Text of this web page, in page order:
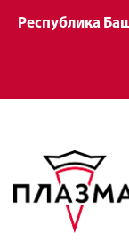
Республика